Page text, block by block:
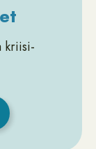
kriisi-